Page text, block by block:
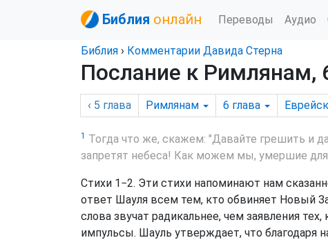
Библия онлайн Переводы Аудио
Библия › Комментарии Давида Стерна
Послание к Римлянам,
‹ 5 глава Римлянам 6 глава
1 Тогда что же, скажем: "Давайте грешить и
запретят небеса! Как можем мы, умершие
Стихи 1−2. Эти стихи напоминают нам
ответ Шауля всем тем, кто обвиняет Новый
слова звучат радикальнее, чем заявления
импульсы. Шауль утверждает, что